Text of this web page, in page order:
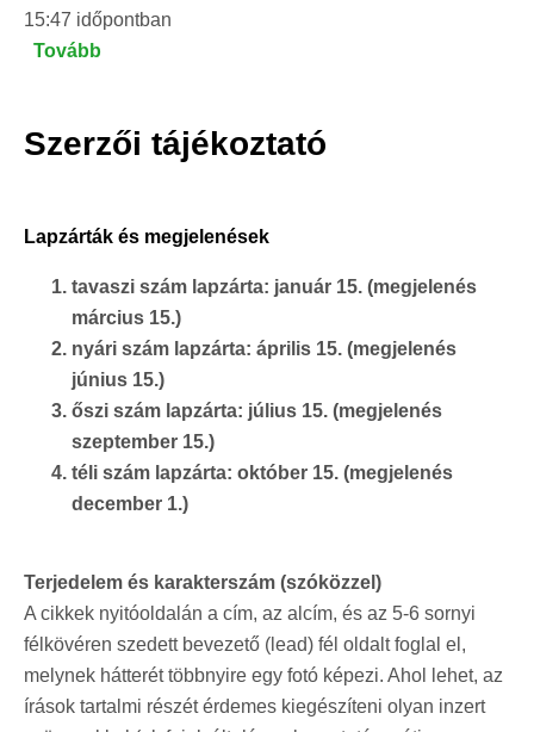
15:47 időpontban
Tovább
magazin
Szerzői tájékoztató
Lapzárták és megjelenések
tavaszi szám lapzárta: január 15. (megjelenés
március 15.)
nyári szám lapzárta: április 15. (megjelenés
június 15.)
őszi szám lapzárta: július 15. (megjelenés
szeptember 15.)
téli szám lapzárta: október 15. (megjelenés
december 1.)
Terjedelem és karakterszám (szóközzel)
A cikkek nyitóoldalán a cím, az alcím, és az 5-6 sornyi
félkövéren szedett bevezető (lead) fél oldalt foglal el,
melynek hátterét többnyire egy fotó képezi. Ahol lehet, az
írások tartalmi részét érdemes kiegészíteni olyan inzert